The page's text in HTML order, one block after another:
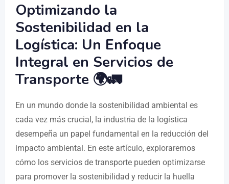
Optimizando la
Sostenibilidad en la
Logística: Un Enfoque
Integral en Servicios de
Transporte 🌍🚛
En un mundo donde la sostenibilidad ambiental es
cada vez más crucial, la industria de la logística
desempeña un papel fundamental en la reducción del
impacto ambiental. En este artículo, exploraremos
cómo los servicios de transporte pueden optimizarse
para promover la sostenibilidad y reducir la huella